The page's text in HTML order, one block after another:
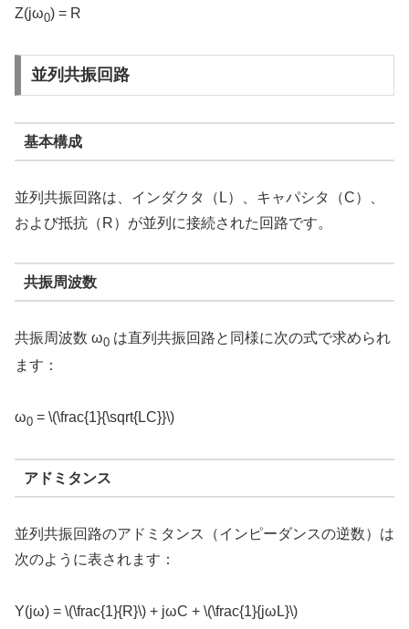
Z(jω0) = R
並列共振回路
基本構成
並列共振回路は、インダクタ（ L）、キャパシタ（C）、
および抵抗（ R）が並列に接続された回路です。
共振周波数
共振周波数 ω0 は直列共振回路と同様に次の式で求められ
ます：
ω0 = \(\frac{1}{\sqrt{LC}}\)
アドミタンス
並列共振回路のアドミタンス（インピーダンスの逆数）は
次のように表されます：
Y(jω) = \(\frac{1}{R}\) + jωC + \(\frac{1}{jωL}\)